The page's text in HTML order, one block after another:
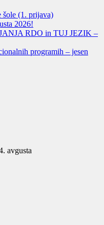
(1. prijava)
2026!
RDO in TUJ JEZIK –
programih – jesen
avgusta